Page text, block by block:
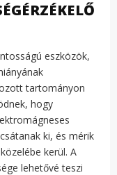
eszközök,
tartományon
hogy
ki, és mérik
kerül. A
lehetővé teszi